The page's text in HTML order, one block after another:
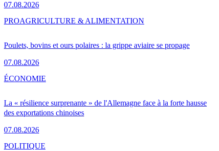
07.08.2026
Poulets, bovins et ours polaires : la grippe aviaire se propage
07.08.2026
PROAGRICULTURE & ALIMENTATION
La « résilience surprenante » de l'Allemagne face à la forte hausse
des exportations chinoises
07.08.2026
ÉCONOMIE
POLITIQUE